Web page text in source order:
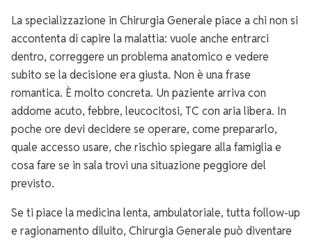
La specializzazione in Chirurgia Generale piace a chi non si
accontenta di capire la malattia: vuole anche entrarci
dentro, correggere un problema anatomico e vedere
subito se la decisione era giusta. Non è una frase
romantica. È molto concreta. Un paziente arriva con
addome acuto, febbre, leucocitosi, TC con aria libera. In
poche ore devi decidere se operare, come prepararlo,
quale accesso usare, che rischio spiegare alla famiglia e
cosa fare se in sala trovi una situazione peggiore del
previsto.
Se ti piace la medicina lenta, ambulatoriale, tutta follow-up
e ragionamento diluito, Chirurgia Generale può diventare